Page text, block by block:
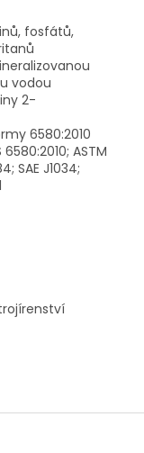
fosfátů,
vodou
2-
6580:2010
ASTM
SAE J1034;